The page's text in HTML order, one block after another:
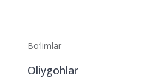
Bo‘limlar
Oliygohlar